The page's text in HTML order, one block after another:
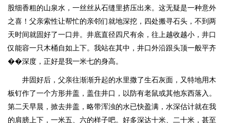
股细香粗的山泉水，一丝丝从石缝里挤压出来。这无疑是一种意外
之喜！父亲索性让帮忙的亲邻们就地深挖，四处搬寻石头，不到两
天时间就固好了一口井。井底直径四尺有余，往上越收越小，井口
仅能容一只木桶自如上下。我站在其中，井口外沿跟头顶一般平齐
��深度，正好是我一米七的身高。
井固好后，父亲往渐渐升起的水里撒了生石灰面，又特地用木
板钉作了一个方形井盖，盖住井口，以防有老鼠或其他东西落入。
第二天早晨，掀去井盖，略带浑浊的水已快盈满，水深估计就在我
的肩膀上下，一米五、六的样子吧。好多深达十米、二十米，甚至